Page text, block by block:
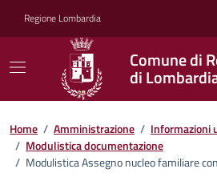
Regione Lombardia
Comune di
di
Home / Amministrazione / Informazioni
/ Modulistica documentazione
/ Modulistica Assegno nucleo familiare